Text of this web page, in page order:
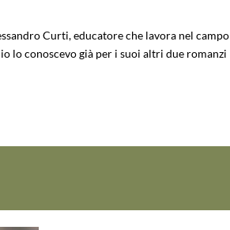
Curti, educatore che lavora nel campo
lo conoscevo già per i suoi altri due romanzi